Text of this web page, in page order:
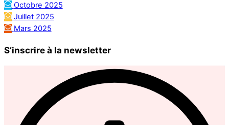
Octobre 2025
Juillet 2025
Mars 2025
S’inscrire à la newsletter